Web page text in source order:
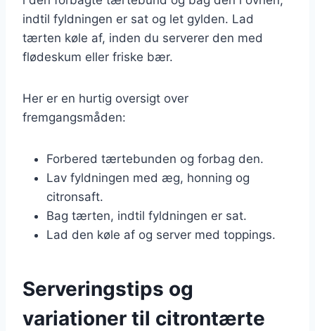
indtil fyldningen er sat og let gylden. Lad
tærten køle af, inden du serverer den med
flødeskum eller friske bær.
Her er en hurtig oversigt over
fremgangsmåden:
Forbered tærtebunden og forbag den.
Lav fyldningen med æg, honning og
citronsaft.
Bag tærten, indtil fyldningen er sat.
Lad den køle af og server med toppings.
Serveringstips og
variationer til citrontærte